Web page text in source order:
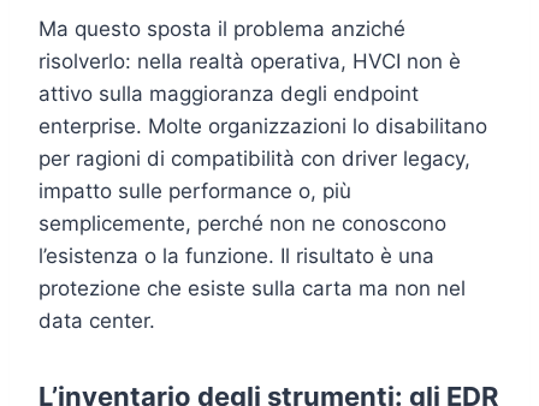
Ma questo sposta il problema anziché
risolverlo: nella realtà operativa, HVCI non è
attivo sulla maggioranza degli endpoint
enterprise. Molte organizzazioni lo disabilitano
per ragioni di compatibilità con driver legacy,
impatto sulle performance o, più
semplicemente, perché non ne conoscono
l’esistenza o la funzione. Il risultato è una
protezione che esiste sulla carta ma non nel
data center.
L’inventario degli strumenti: gli EDR